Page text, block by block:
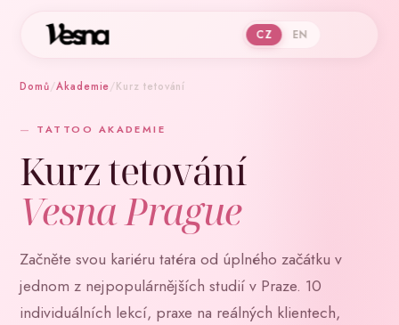
CZ EN
Domů/Akademie/Kurz tetování
TATTOO AKADEMIE
Kurz tetování
Vesna Prague
Začněte svou kariéru tatéra od úplného začátku v
jednom z nejpopulárnějších studií v Praze. 10
individuálních lekcí, praxe na reálných klientech,